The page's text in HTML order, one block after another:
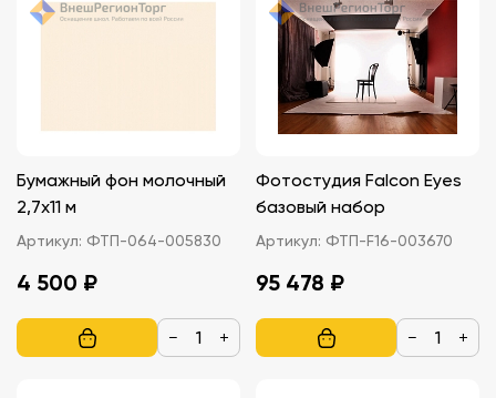
Бумажный фон молочный
2,7х11 м
Артикул: ФТП-064-005830
4 500 ₽
− +
Фотостудия Falcon Eyes
базовый набор
Артикул: ФТП-F16-003670
95 478 ₽
− +